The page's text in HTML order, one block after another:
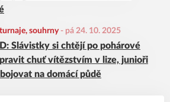
souhrny - pá 24. 10. 2025
Slávistky si chtějí po pohárové
chuť vítězstvím v lize, junioři
na domácí půdě